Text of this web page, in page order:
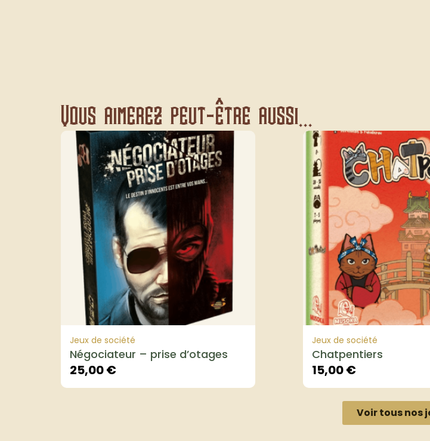
Vous aimerez peut-être aussi...
Jeux de société
Négociateur – prise d’otages
25,00€
Jeux de société
Chatpentiers
15,00€
Voir tous nos